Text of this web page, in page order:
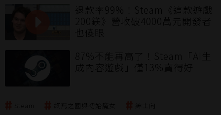
退款率99%！Steam《這款遊戲
200鎂》營收破4000萬元開發者
也傻眼
87%不能再高了！Steam「AI生
成內容遊戲」僅13%賣得好
終焉之國與初始魔女 紳士向